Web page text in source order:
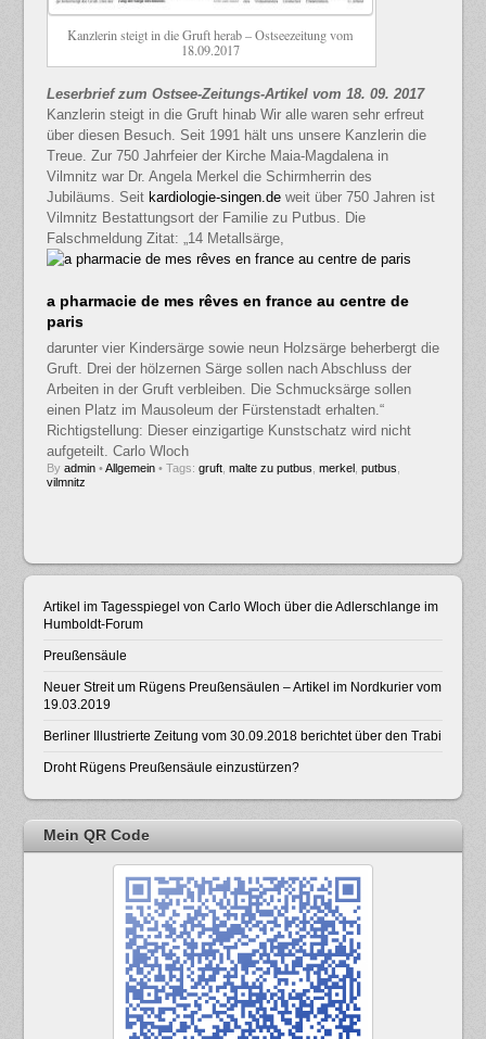
Kanzlerin steigt in die Gruft herab – Ostseezeitung vom
18.09.2017
Leserbrief zum Ostsee-Zeitungs-Artikel vom 18. 09. 2017
Kanzlerin steigt in die Gruft hinab Wir alle waren sehr erfreut
über diesen Besuch. Seit 1991 hält uns unsere Kanzlerin die
Treue. Zur 750 Jahrfeier der Kirche Maia-Magdalena in
Vilmnitz war Dr. Angela Merkel die Schirmherrin des
Jubiläums. Seit kardiologie-singen.deweit über 750 Jahren ist
Vilmnitz Bestattungsort der Familie zu Putbus. Die
Falschmeldung Zitat: „14 Metallsärge,
a pharmacie de mes rêves en france au centre de
paris
darunter vier Kindersärge sowie neun Holzsärge beherbergt die
Gruft. Drei der hölzernen Särge sollen nach Abschluss der
Arbeiten in der Gruft verbleiben. Die Schmucksärge sollen
einen Platz im Mausoleum der Fürstenstadt erhalten.“
Richtigstellung: Dieser einzigartige Kunstschatz wird nicht
aufgeteilt. Carlo Wloch
By admin• Allgemein • Tags: gruft, malte zu putbus merkel putbus
vilmnitz
Artikel im Tagesspiegel von Carlo Wloch über die Adlerschlange im
Humboldt-Forum
Preußensäule
Neuer Streit um Rügens Preußensäulen – Artikel im Nordkurier vom
19.03.2019
Berliner Illustrierte Zeitung vom 30.09.2018 berichtet über den Trabi
Droht Rügens Preußensäule einzustürzen?
Mein QR Code